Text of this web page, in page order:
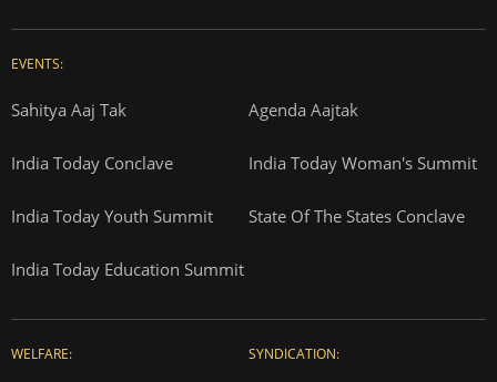
EVENTS:
Sahitya Aaj Tak Agenda Aajtak
India Today Conclave India Today Woman's Summit
India Today Youth Summit State Of The States Conclave
India Today Education Summit
WELFARE: SYNDICATION: